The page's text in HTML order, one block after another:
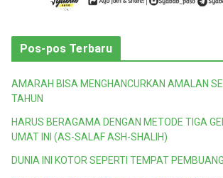
Pos-pos Terbaru
AMARAH BISA MENGHANCURKAN AMALAN
TAHUN
HARUS BERAGAMA DENGAN METODE TIGA
UMAT INI (AS-SALAF ASH-SHALIH)
DUNIA INI KOTOR SEPERTI TEMPAT